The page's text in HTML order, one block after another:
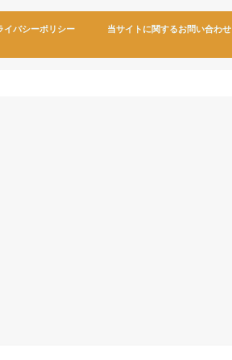
イバシーポリシー 当サイトに関するお問い合わせ